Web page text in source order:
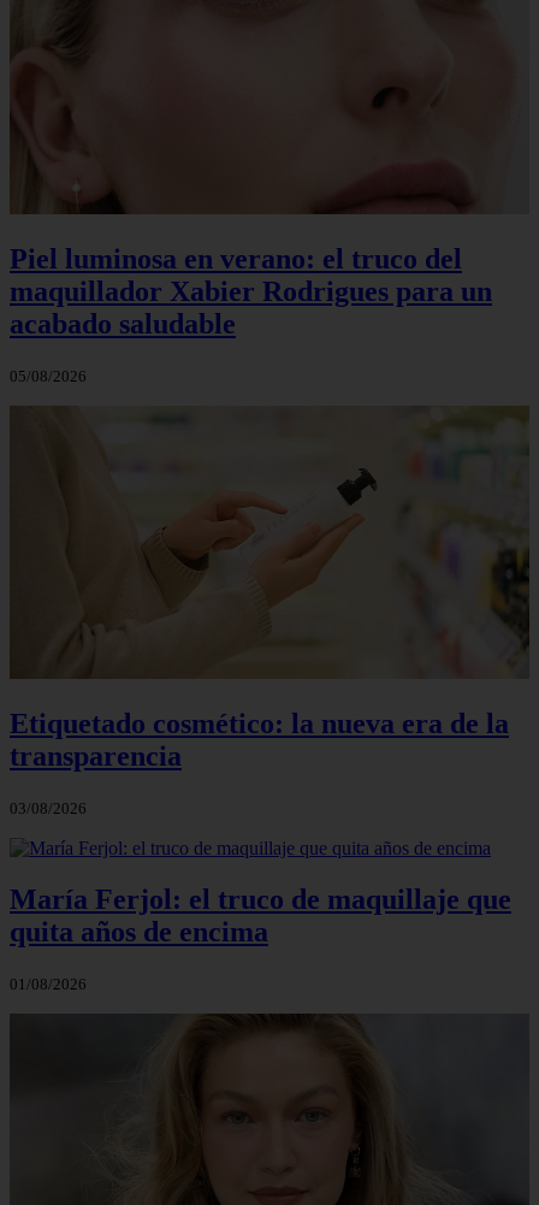
Piel luminosa en verano: el truco del
maquillador Xabier Rodrigues para un
acabado saludable
05/08/2026
Etiquetado cosmético: la nueva era de la
transparencia
03/08/2026
María Ferjol: el truco de maquillaje que
quita años de encima
01/08/2026